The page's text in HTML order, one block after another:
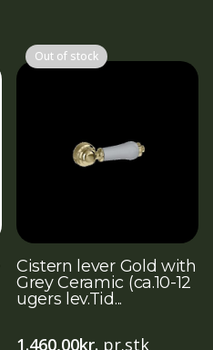
Out of stock
Cistern lever Gold with
Grey Ceramic (ca.10-12
ugers lev.Tid...
1.460,00kr. pr.stk